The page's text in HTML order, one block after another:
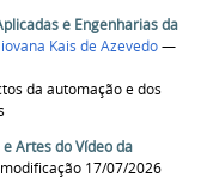
e Engenharias da
Kais de Azevedo—
da automação e dos
Artes do Vídeo da
17/07/2026